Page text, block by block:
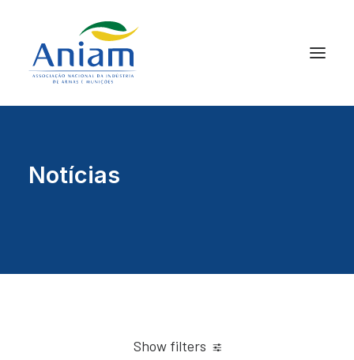
Notícias
Show filters